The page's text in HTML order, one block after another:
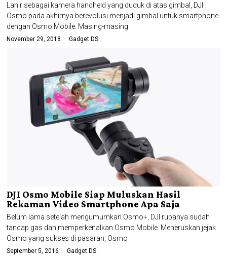
Lahir sebagai kamera handheld yang duduk di atas gimbal, DJI
Osmo pada akhirnya berevolusi menjadi gimbal untuk smartphone
dengan Osmo Mobile. Masing-masing
November 29, 2018 Gadget DS
DJI Osmo Mobile Siap Muluskan Hasil
Rekaman Video Smartphone Apa Saja
Belum lama setelah mengumumkan Osmo+, DJI rupanya sudah
tancap gas dan memperkenalkan Osmo Mobile. Meneruskan jejak
Osmo yang sukses di pasaran, Osmo
September 5, 2016 Gadget DS